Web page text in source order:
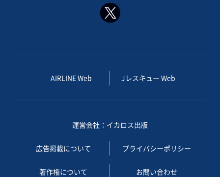
AIRLINE Web Jレスキュー Web
運営会社：イカロス出版
広告掲載について プライバシーポリシー
著作権について お問い合わせ